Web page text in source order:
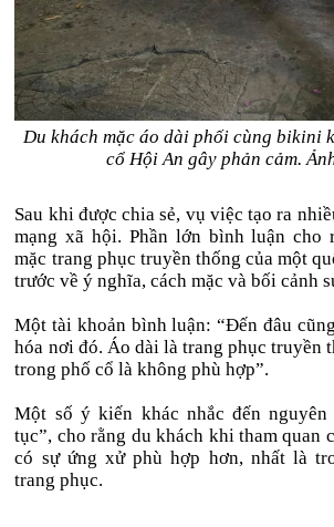
Du khách mặc áo dài phối cùng bikini
cổ Hội An gây phản cảm.
Sau khi được chia sẻ, vụ việc tạo ra
mạng xã hội. Phần lớn bình luận cho
mặc trang phục truyền thống của một
trước về ý nghĩa, cách mặc và bối cảnh
Một tài khoản bình luận: “Đến đâu
hóa nơi đó. Áo dài là trang phục truyền
trong phố cổ là không phù hợp”.
Một số ý kiến khác nhắc đến
tục”, cho rằng du khách khi tham quan
có sự ứng xử phù hợp hơn, nhất là
trang phục.